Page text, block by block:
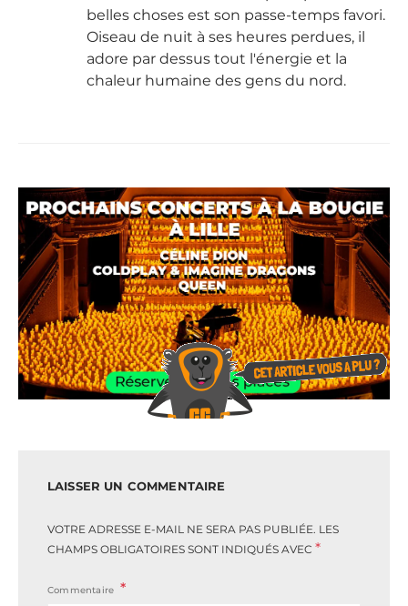
belles choses est son passe-temps favori.
Oiseau de nuit à ses heures perdues, il
adore par dessus tout l'énergie et la
chaleur humaine des gens du nord.
LAISSER UN COMMENTAIRE
VOTRE ADRESSE E-MAIL NE SERA PAS PUBLIÉE. LES
CHAMPS OBLIGATOIRES SONT INDIQUÉS AVEC *
Commentaire